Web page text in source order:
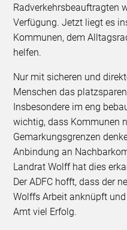
Radverkehrsbeauftragten
Verfügung. Jetzt liegt es
Kommunen, dem
helfen.
Nur mit sicheren und
Menschen das
Insbesondere im eng
wichtig, dass Kommunen
Gemarkungsgrenzen
Anbindung an
Landrat Wolff hat dies
Der ADFC hofft, dass der
Wolffs Arbeit anknüpft
Amt viel Erfolg.